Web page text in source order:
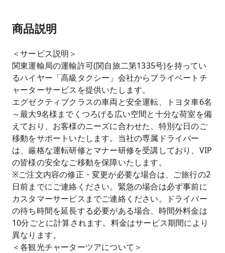
商品説明
＜サービス説明＞
関東運輸局の運輸許可(関自旅二第1335号)を持ってい
るハイヤー「高級タクシー」会社からプライベートチ
ャーターサービスを提供いたします。
エグゼクティブクラスの車両と安全運転、トヨタ車6名
～最大9名様までくつろげる広い空間と十分な荷室を備
えており、お客様のニーズに合わせた、特別な日のご
移動をサポートいたします。当社の専属ドライバー
は、厳格な運転研修とマナー研修を受講しており、VIP
の皆様の安全なご移動を保障いたします。
※ご注文内容の修正・変更が必要な場合は、ご旅行の2
日前までにご連絡ください。緊急の場合は必ず事前に
カスタマーサービスまでご連絡ください。ドライバー
の待ち時間を延長する必要がある場合、時間外料金は
10分ごとに計算されます。料金はサービス期間により
異なります。
＜各観光チャーターツアについて＞